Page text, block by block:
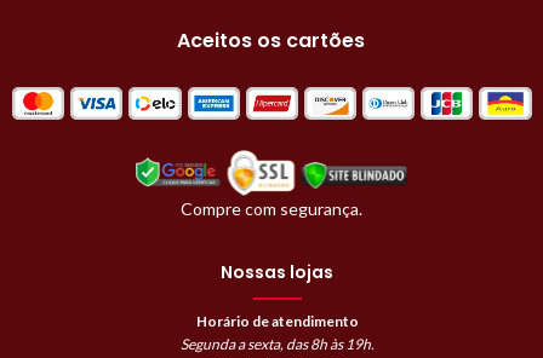
Aceitos os cartões
Compre com segurança.
Nossas lojas
Horário de atendimento
Segunda a sexta, das 8h às 19h.